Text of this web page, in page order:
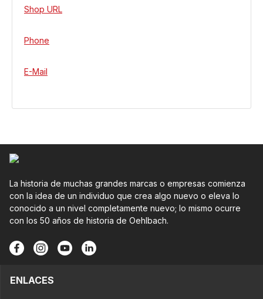
Shop URL
Phone
E-Mail
La historia de muchas grandes marcas o empresas comienza
con la idea de un individuo que crea algo nuevo o eleva lo
conocido a un nivel completamente nuevo; lo mismo ocurre
con los 50 años de historia de Oehlbach.
ENLACES